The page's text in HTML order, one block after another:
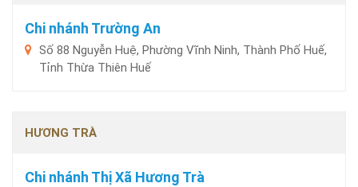
Chi nhánh Trường An
Số 88 Nguyễn Huệ, Phường Vĩnh Ninh, Thành Phố Huế,
Tỉnh Thừa Thiên Huế
HƯƠNG TRÀ
Chi nhánh Thị Xã Hương Trà